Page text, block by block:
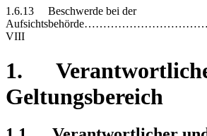
1.6.13 Beschwerde bei der
VIII
1.
Geltungsbereich